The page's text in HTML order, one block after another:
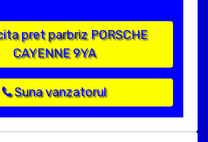
pret parbriz PORSCHE
CAYENNE 9YA
Suna vanzatorul